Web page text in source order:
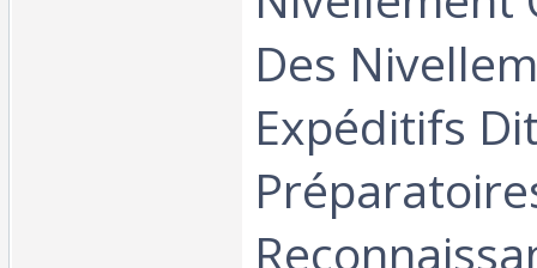
Des
Expéditifs